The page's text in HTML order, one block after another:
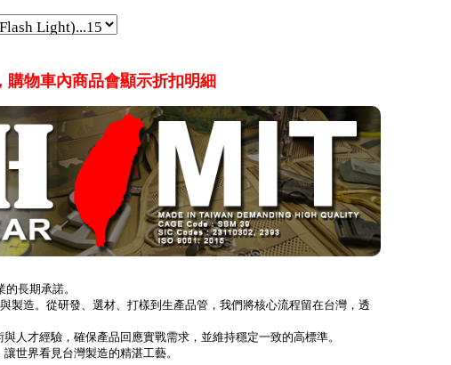
物車內商品會顯示折扣明細
長期承諾。
製造。從研發、選材、打樣到生產品管，我們將核心流程留在台灣，透
人才經驗，確保產品回應實戰需求，並維持穩定一致的高標準。
世界看見台灣製造的精湛工藝。